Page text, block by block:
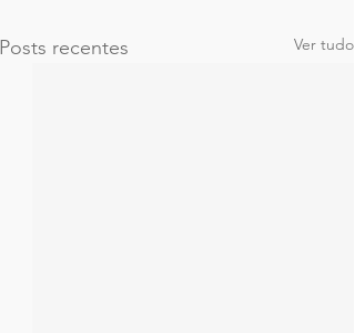
Posts recentes Ver tudo